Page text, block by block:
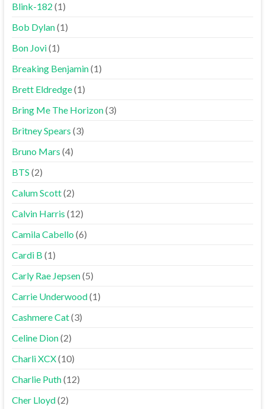
Blink-182 (1)
Bob Dylan(1)
Bon Jovi(1)
Breaking Benjamin(1)
Brett Eldredge(1)
Bring Me The Horizon(3)
Britney Spears (3)
Bruno Mars (4)
BTS (2)
Calum Scott(2)
Calvin Harris (12)
Camila Cabello(6)
Cardi B (1)
Carly Rae Jepsen(5)
Carrie Underwood(1)
Cashmere Cat(3)
Celine Dion(2)
Charli XCX(10)
Charlie Puth(12)
Cher Lloyd(2)